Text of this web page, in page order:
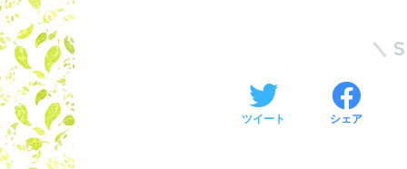
ツイート シェア